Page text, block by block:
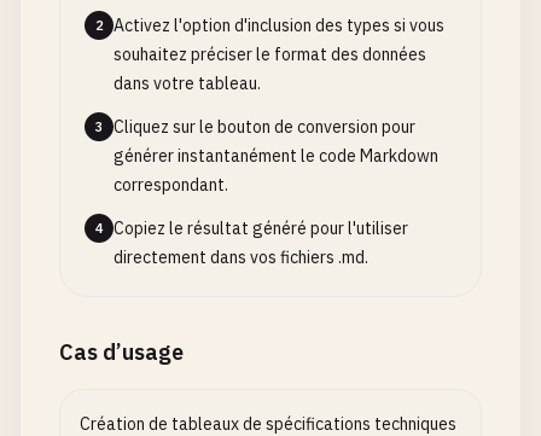
2
Activez l'option d'inclusion des types si vous
souhaitez préciser le format des données
dans votre tableau.
3
Cliquez sur le bouton de conversion pour
générer instantanément le code Markdown
correspondant.
4
Copiez le résultat généré pour l'utiliser
directement dans vos fichiers .md.
Cas d’usage
Création de tableaux de spécifications techniques